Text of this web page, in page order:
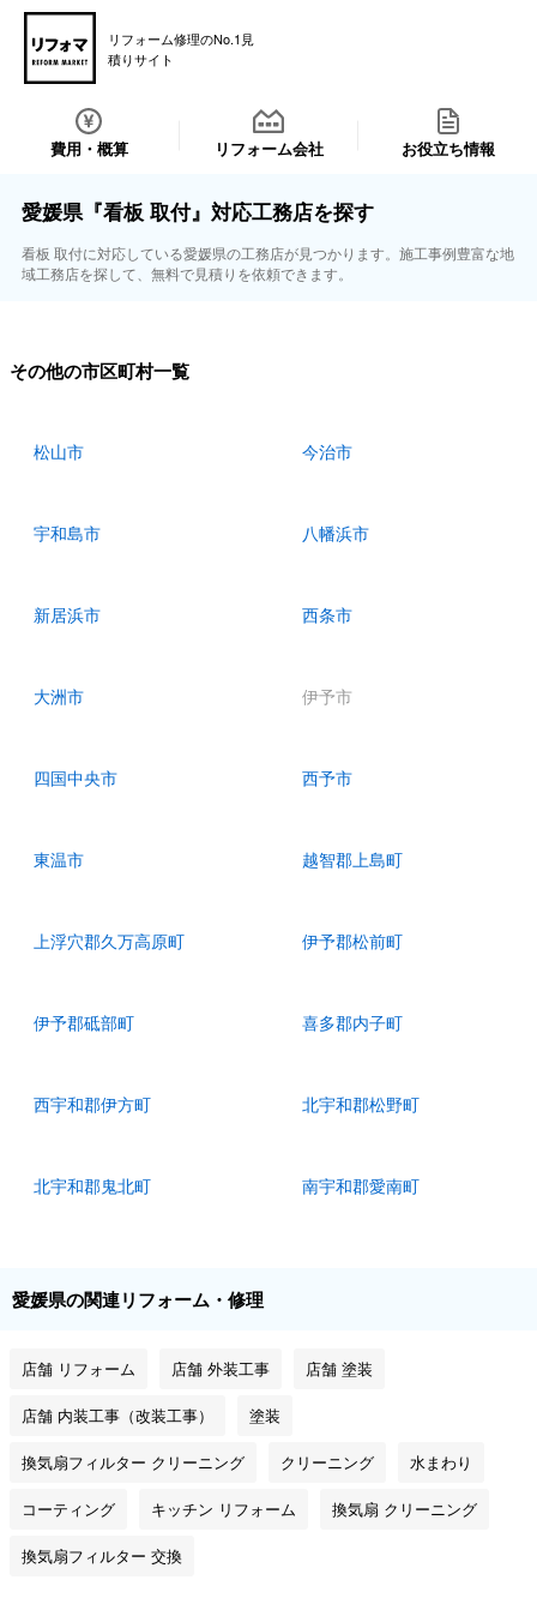
リフォーム修理のNo.1見
積りサイト
費用・概算 リフォーム会社 お役立ち情報
愛媛県『看板 取付』対応工務店を探す
看板 取付に対応している愛媛県の工務店が見つかります。施工事例豊富な地
域工務店を探して、無料で見積りを依頼できます。
その他の市区町村一覧
松山市 今治市
宇和島市 八幡浜市
新居浜市 西条市
大洲市 伊予市
四国中央市 西予市
東温市 越智郡上島町
上浮穴郡久万高原町 伊予郡松前町
伊予郡砥部町 喜多郡内子町
西宇和郡伊方町 北宇和郡松野町
北宇和郡鬼北町 南宇和郡愛南町
愛媛県の関連リフォーム・修理
店舗 リフォーム 店舗 外装工事 店舗 塗装
店舗 内装工事（改装工事） 塗装
換気扇フィルター クリーニング クリーニング 水まわり
コーティング キッチン リフォーム 換気扇 クリーニング
換気扇フィルター 交換